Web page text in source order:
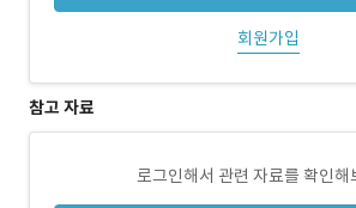
회원가입
참고 자료
로그인해서 관련 자료를 확인해